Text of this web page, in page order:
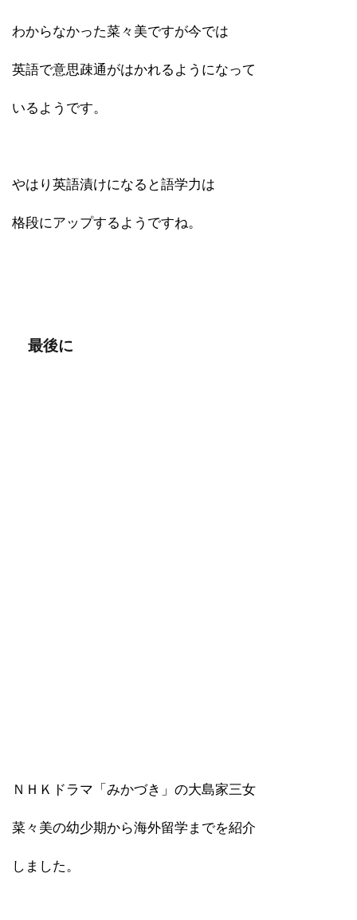
わからなかった菜々美ですが今では
英語で意思疎通がはかれるようになって
いるようです。
やはり英語漬けになると語学力は
格段にアップするようですね。
最後に
ＮＨＫドラマ「みかづき」の大島家三女
菜々美の幼少期から海外留学までを紹介
しました。